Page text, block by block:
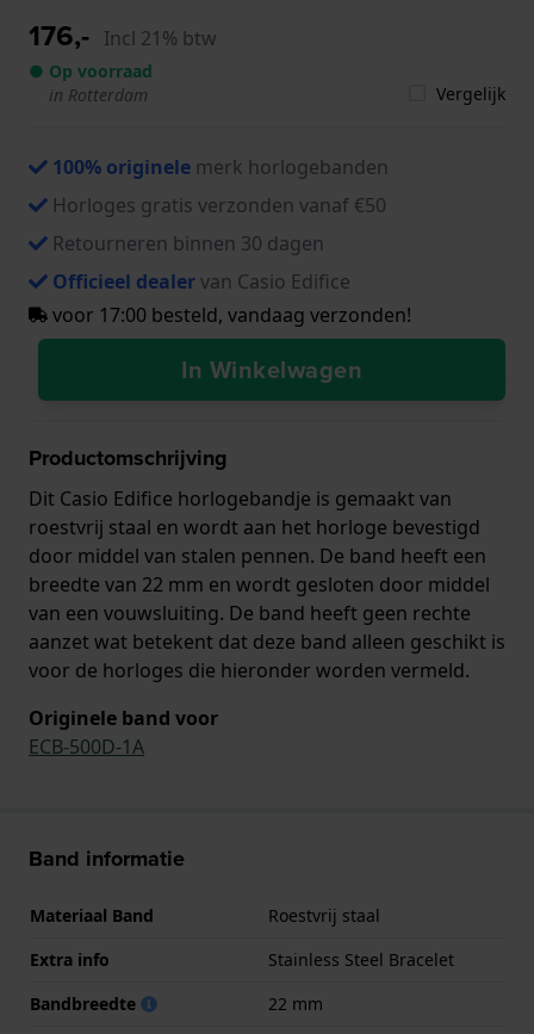
176,- Incl 21% btw
● Op voorraad
in Rotterdam
Vergelijk
100% originele merk horlogebanden
Horloges gratis verzonden vanaf €50
Retourneren binnen 30 dagen
Officieel dealervan Casio Edifice
voor 17:00 besteld, vandaag verzonden!
In Winkelwagen
Productomschrijving
Dit Casio Edifice horlogebandje is gemaakt van
roestvrij staal en wordt aan het horloge bevestigd
door middel van stalen pennen. De band heeft een
breedte van 22 mm en wordt gesloten door middel
van een vouwsluiting. De band heeft geen rechte
aanzet wat betekent dat deze band alleen geschikt is
voor de horloges die hieronder worden vermeld.
Originele band voor
ECB-500D-1A
Band informatie
Materiaal Band
Roestvrij staal
Extra info
Stainless Steel Bracelet
Bandbreedte
22 mm